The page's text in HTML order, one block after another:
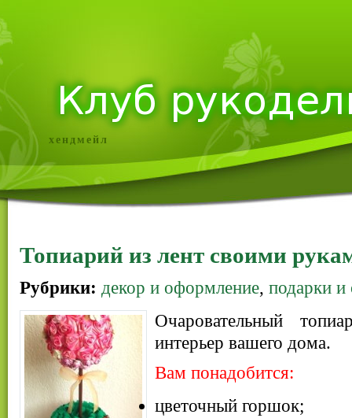
хендмейл
Топиарий из лент своими
Рубрики: декор и оформление, подарки и
Очаровательный
интерьер вашего дома.
Вам понадобится:
цветочный горшок;